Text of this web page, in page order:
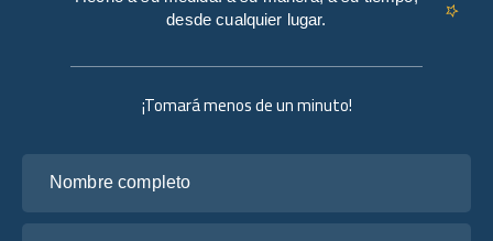
¡Tomará menos de un minuto!
desde cualquier lugar.